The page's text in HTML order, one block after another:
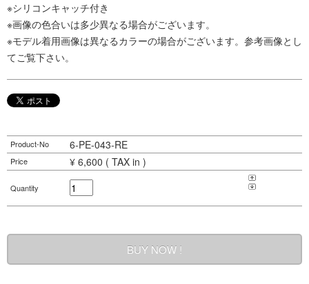
※シリコンキャッチ付き
※画像の色合いは多少異なる場合がございます。
※モデル着用画像は異なるカラーの場合がございます。参考画像とし
てご覧下さい。
Product-No 6-PE-043-RE
Price ¥ 6,600 ( TAX in )
Quantity